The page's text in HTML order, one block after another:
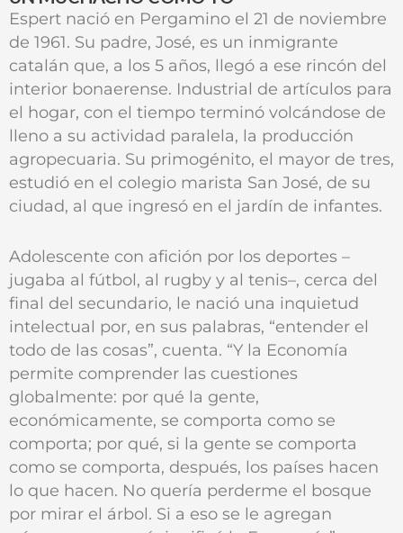
Espert nació en Pergamino el 21 de noviembre
de 1961. Su padre, José, es un inmigrante
catalán que, a los 5 años, llegó a ese rincón del
interior bonaerense. Industrial de artículos para
el hogar, con el tiempo terminó volcándose de
lleno a su actividad paralela, la producción
agropecuaria. Su primogénito, el mayor de tres,
estudió en el colegio marista San José, de su
ciudad, al que ingresó en el jardín de infantes.
Adolescente con afición por los deportes –
jugaba al fútbol, al rugby y al tenis–, cerca del
final del secundario, le nació una inquietud
intelectual por, en sus palabras, “entender el
todo de las cosas”, cuenta. “Y la Economía
permite comprender las cuestiones
globalmente: por qué la gente,
económicamente, se comporta como se
comporta; por qué, si la gente se comporta
como se comporta, después, los países hacen
lo que hacen. No quería perderme el bosque
por mirar el árbol. Si a eso se le agregan